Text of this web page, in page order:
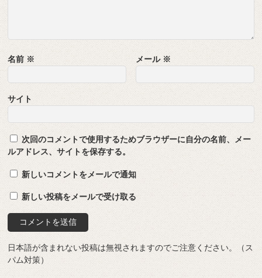
名前 ※ メール ※
サイト
次回のコメントで使用するためブラウザーに自分の名前、メー
ルアドレス、サイトを保存する。
新しいコメントをメールで通知
新しい投稿をメールで受け取る
日本語が含まれない投稿は無視されますのでご注意ください。（ス
パム対策）